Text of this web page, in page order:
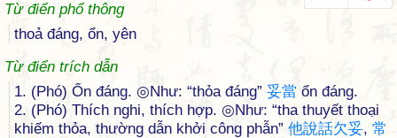
Từ điển phổ thông
thoả đáng, ổn, yên
Từ điển trích dẫn
1. (Phó) Ổn đáng. ◎Như: “thỏa đáng” 妥當 ổn đáng.
2. (Phó) Thích nghi, thích hợp. ◎Như: “tha thuyết thoại
khiếm thỏa, thường dẫn khởi công phẫn” 他說話欠妥, 常